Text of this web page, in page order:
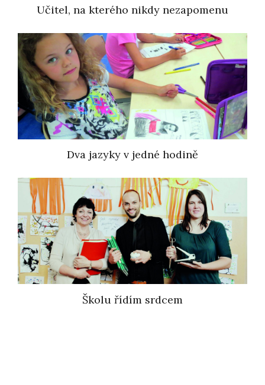
Učitel, na kterého nikdy nezapomenu
Dva jazyky v jedné hodině
Školu řídím srdcem